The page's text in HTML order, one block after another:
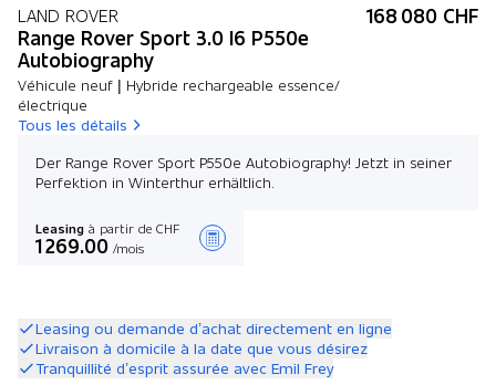
LAND ROVER
Range Rover Sport 3.0 I6 P550e
Autobiography
Véhicule neuf | Hybride rechargeable essence/
électrique
Tous les détails
168 080 CHF
Der Range Rover Sport P550e Autobiography! Jetzt in seiner
Perfektion in Winterthur erhältlich.
Leasing à partir de CHF
1 269.00 /mois
Leasing ou demande d’achat directement en ligne
Livraison à domicile à la date que vous désirez
Tranquillité d’esprit assurée avec Emil Frey